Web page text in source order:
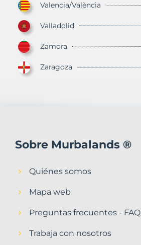
Valencia/València
Valladolid
Zamora
Zaragoza
Sobre Murbalands ®
Quiénes somos
Mapa web
Preguntas frecuentes - FAQ
Trabaja con nosotros